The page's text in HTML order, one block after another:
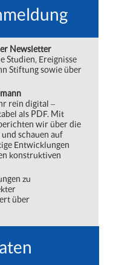
Newsletter
Studien, Ereignisse
Stiftung sowie über
rein digital ‒
als PDF. Mit
wir über die
schauen auf
Entwicklungen
konstruktiven
zu
über